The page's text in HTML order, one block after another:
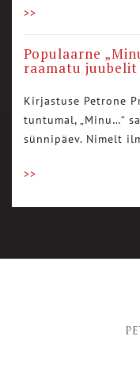
>>
Populaarne
raamatu
Kirjastuse Petrone
tuntumal, „Minu…“
sünnipäev. Nimelt
>>